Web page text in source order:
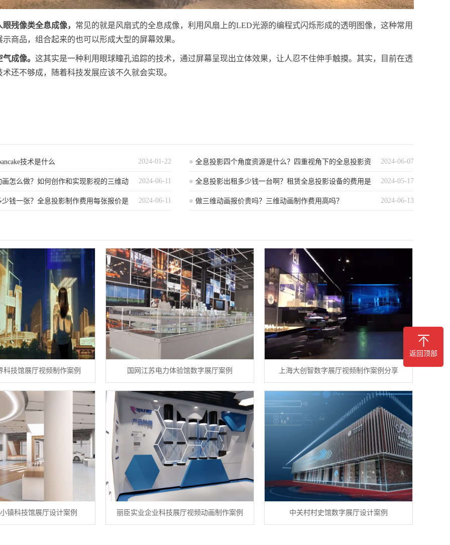
残像类全息成像， 常见的就是风扇式的全息成像，利用风扇上的LED光源的编程式闪烁形成的透明图像，这种常用
商品，组合起来的也可以形成大型的屏幕效果。
成像。 这其实是一种利用眼球瞳孔追踪的技术，通过屏幕呈现出立体效果，让人忍不住伸手触摸。其实，目前在透
还不够成，随着科技发展应该不久就会实现。
2024-01-22
技术是什么 2024-06-07
全息投影四个角度资源是什么？四重视角下的全息投影资
源解析
2024-06-11
怎么做？如何创作和实现影视的三维动 2024-05-17
全息投影出租多少钱一台啊？租赁全息投影设备的费用是
多少？
2024-06-11
钱一张？全息投影制作费用每张报价是 2024-06-13
做三维动画报价贵吗？三维动画制作费用高吗？
科技馆展厅视频制作案例 国网江苏电力体验馆数字展厅案例 上海大创智数字展厅视频制作案例分享
镇科技馆展厅设计案例 丽臣实业企业科技展厅视频动画制作案例 中关村村史馆数字展厅设计案例
返回顶部